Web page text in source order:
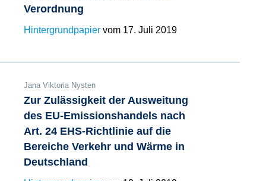
Verordnung
Hintergrundpapier vom 17. Juli 2019
Jana Viktoria Nysten
Zur Zulässigkeit der Ausweitung
des EU-Emissionshandels nach
Art. 24 EHS-Richtlinie auf die
Bereiche Verkehr und Wärme in
Deutschland